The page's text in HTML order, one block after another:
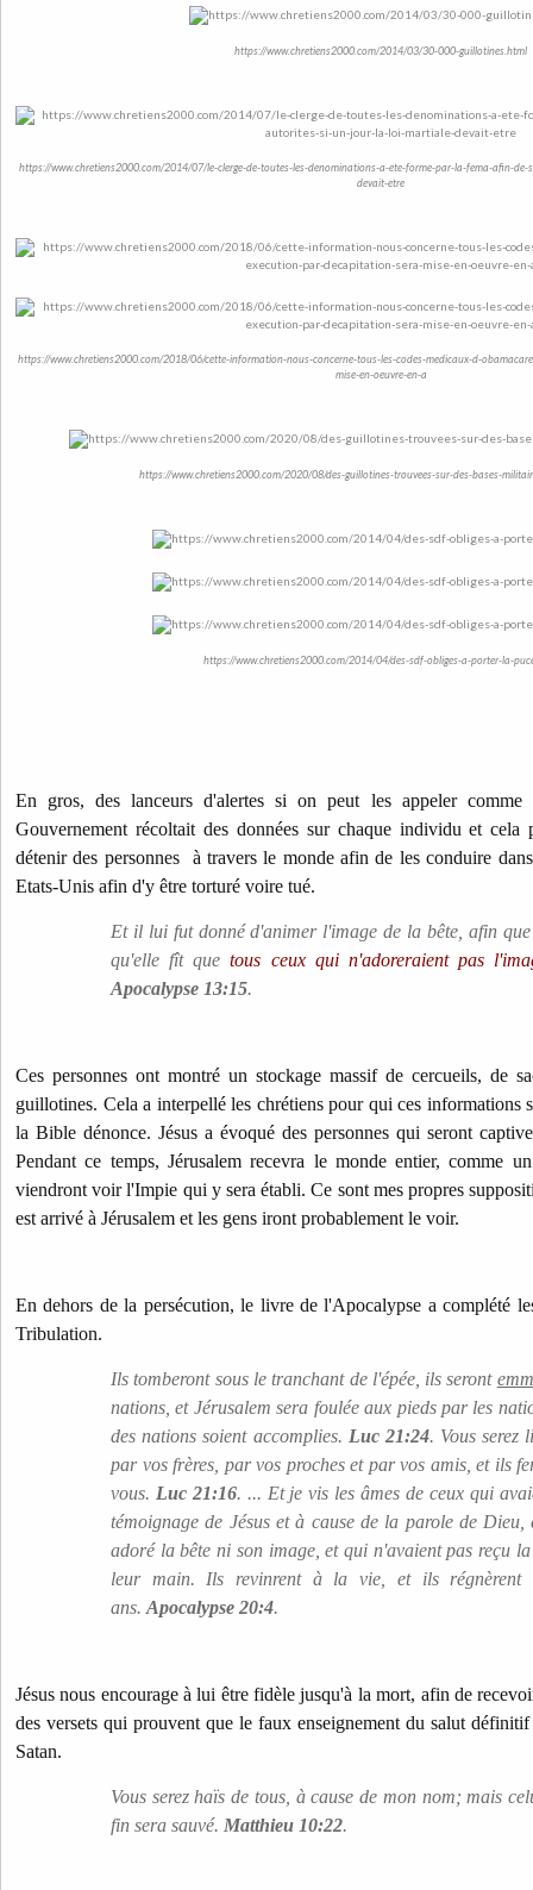
https://www.chretiens2000.com/2014/03/30-000-guillotines.html
https://www.chretiens2000.com/2014/07/le-clerge-de-toutes-les-denominations-a-ete-forme-par-la-fema-afin-
devait-etre
https://www.chretiens2000.com/2018/06/cette-information-nous-concerne-tous-les-codes-medicaux-d-
mise-en-oeuvre-en-a
https://www.chretiens2000.com/2020/08/des-guillotines-trouvees-sur-des-bases-
https://www.chretiens2000.com/2014/04/des-sdf-obliges-a-porter-la-
En gros, des lanceurs d'alertes si on peut les appeler
Gouvernement récoltait des données sur chaque individu et cela
détenir des personnes à travers le monde afin de les conduire
Etats-Unis afin d'y être torturé voire tué.
Et il lui fut donné d'animer l'image de la bête, afin
qu'elle fît quetous ceux qui n'adoreraient pas
Apocalypse 13:15.
Ces personnes ont montré un stockage massif de cercueils, de
guillotines. Cela a interpellé les chrétiens pour qui ces informations
la Bible dénonce. Jésus a évoqué des personnes qui seront
Pendant ce temps, Jérusalem recevra le monde entier, comme
viendront voir l'Impie qui y sera établi. Ce sont mes propres
est arrivé à Jérusalem et les gens iront probablement le voir.
En dehors de la persécution, le livre de l'Apocalypse a complété
Tribulation.
Ils tomberont sous le tranchant de l'épée, ils seront
nations, et Jérusalem sera foulée aux pieds par les
des nations soient accomplies. Luc 21:24. Vous serez
par vos frères, par vos proches et par vos amis, et ils
vous. Luc 21:16. ... Et je vis les âmes de ceux qui
témoignage de Jésus et à cause de la parole de
adoré la bête ni son image, et qui n'avaient pas reçu
leur main. Ils revinrent à la vie, et ils régnèrent
ans. Apocalypse 20:4.
Jésus nous encourage à lui être fidèle jusqu'à la mort, afin de
des versets qui prouvent que le faux enseignement du salut
Satan.
Vous serez haïs de tous, à cause de mon nom; mais
fin sera sauvé. Matthieu 10:22.